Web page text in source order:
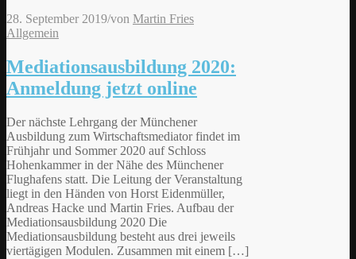
28. September 2019/von Martin Fries
Allgemein
Mediationsausbildung 2020:
Anmeldung jetzt online
Der nächste Lehrgang der Münchener
Ausbildung zum Wirtschaftsmediator findet im
Frühjahr und Sommer 2020 auf Schloss
Hohenkammer in der Nähe des Münchener
Flughafens statt. Die Leitung der Veranstaltung
liegt in den Händen von Horst Eidenmüller,
Andreas Hacke und Martin Fries. Aufbau der
Mediationsausbildung 2020 Die
Mediationsausbildung besteht aus drei jeweils
viertägigen Modulen. Zusammen mit einem […]